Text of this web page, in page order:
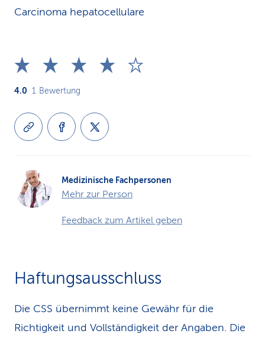
Carcinoma hepatocellulare
4.0 1 Bewertung
Medizinische Fachpersonen
Mehr zur Person
Feedback zum Artikel geben
Haftungsausschluss
Die CSS übernimmt keine Gewähr für die
Richtigkeit und Vollständigkeit der Angaben. Die